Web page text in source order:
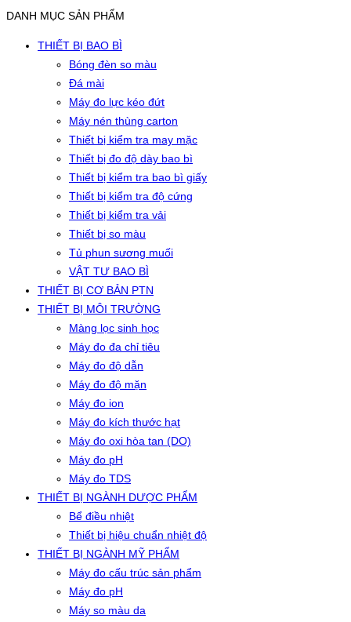
DANH MỤC SẢN PHẨM
THIẾT BỊ BAO BÌ
Bóng đèn so màu
Đá mài
Máy đo lực kéo đứt
Máy nén thùng carton
Thiết bị kiểm tra may mặc
Thiết bị đo độ dày bao bì
Thiết bị kiểm tra bao bì giấy
Thiết bị kiểm tra độ cứng
Thiết bị kiểm tra vải
Thiết bị so màu
Tủ phun sương muối
VẬT TƯ BAO BÌ
THIẾT BỊ CƠ BẢN PTN
THIẾT BỊ MÔI TRƯỜNG
Màng lọc sinh học
Máy đo đa chỉ tiêu
Máy đo độ dẫn
Máy đo độ mặn
Máy đo ion
Máy đo kích thước hạt
Máy đo oxi hòa tan (DO)
Máy đo pH
Máy đo TDS
THIẾT BỊ NGÀNH DƯỢC PHẨM
Bể điều nhiệt
Thiết bị hiệu chuẩn nhiệt độ
THIẾT BỊ NGÀNH MỸ PHẨM
Máy đo cấu trúc sản phẩm
Máy đo pH
Máy so màu da